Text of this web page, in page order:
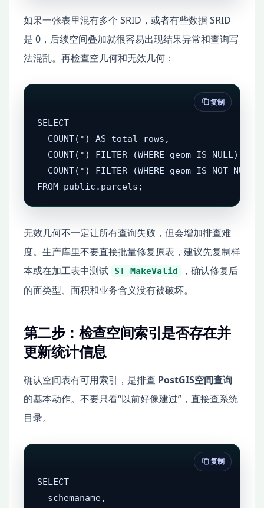
如果一张表里混有多个 SRID，或者有些数据 SRID
是 0，后续空间叠加就很容易出现结果异常和查询写
法混乱。再检查空几何和无效几何：
SELECT
  COUNT(*) AS total_rows,
COUNT(*) FILTER (WHERE geom IS NULL) AS
COUNT(*) FILTER (WHERE geom IS NOT NULL
FROM public.parcels;
复制
无效几何不一定让所有查询失败，但会增加排查难
度。生产库里不要直接批量修复原表，建议先复制样
本或在加工表中测试
ST_MakeValid
，确认修复后
的面类型、面积和业务含义没有被破坏。
第二步：检查空间索引是否存在并
更新统计信息
确认空间表有可用索引，是排查 PostGIS空间查询
的基本动作。不要只看“以前好像建过”，直接查系统
目录。
SELECT
  schemaname,
复制